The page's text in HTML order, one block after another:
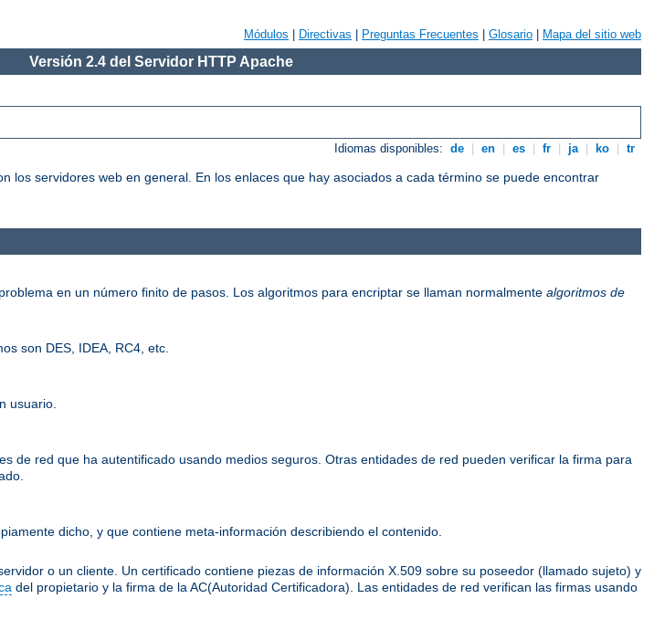
Módulos Directivas Preguntas Frecuentes Glosario Mapa del sitio web
Versión 2.4 del Servidor HTTP Apache
Idiomas disponibles: de en es fr ja ko tr
los servidores web en general. En los enlaces que hay asociados a cada término se puede encontrar
en un número finito de pasos. Los algoritmos para encriptar se llaman normalmente algoritmos de
son DES, IDEA, RC4, etc.
usuario.
de red que ha autentificado usando medios seguros. Otras entidades de red pueden verificar la firma para
dicho, y que contiene meta-información describiendo el contenido.
o un cliente. Un certificado contiene piezas de información X.509 sobre su poseedor (llamado sujeto) y
del propietario y la firma de la AC(Autoridad Certificadora). Las entidades de red verifican las firmas usando